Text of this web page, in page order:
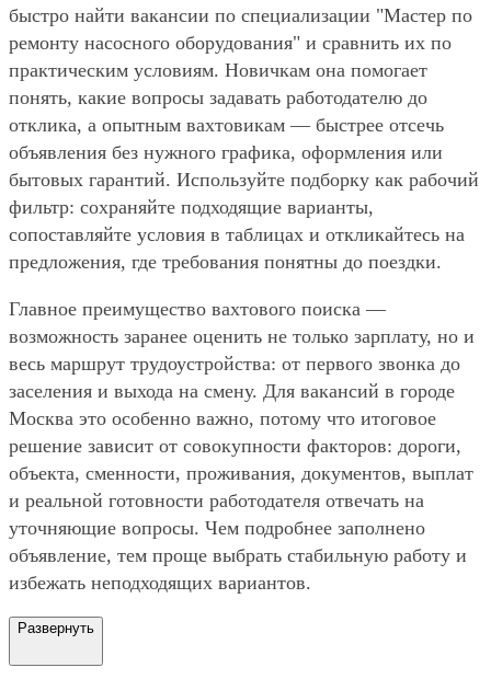
быстро найти вакансии по специализации "Мастер по
ремонту насосного оборудования" и сравнить их по
практическим условиям. Новичкам она помогает
понять, какие вопросы задавать работодателю до
отклика, а опытным вахтовикам — быстрее отсечь
объявления без нужного графика, оформления или
бытовых гарантий. Используйте подборку как рабочий
фильтр: сохраняйте подходящие варианты,
сопоставляйте условия в таблицах и откликайтесь на
предложения, где требования понятны до поездки.
Главное преимущество вахтового поиска —
возможность заранее оценить не только зарплату, но и
весь маршрут трудоустройства: от первого звонка до
заселения и выхода на смену. Для вакансий в городе
Москва это особенно важно, потому что итоговое
решение зависит от совокупности факторов: дороги,
объекта, сменности, проживания, документов, выплат
и реальной готовности работодателя отвечать на
уточняющие вопросы. Чем подробнее заполнено
объявление, тем проще выбрать стабильную работу и
избежать неподходящих вариантов.
Развернуть